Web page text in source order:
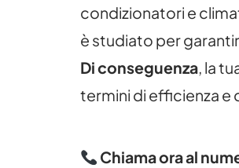
condizionatori e
è studiato per
Di conseguenza, la
termini di efficienza e
Chiama ora al